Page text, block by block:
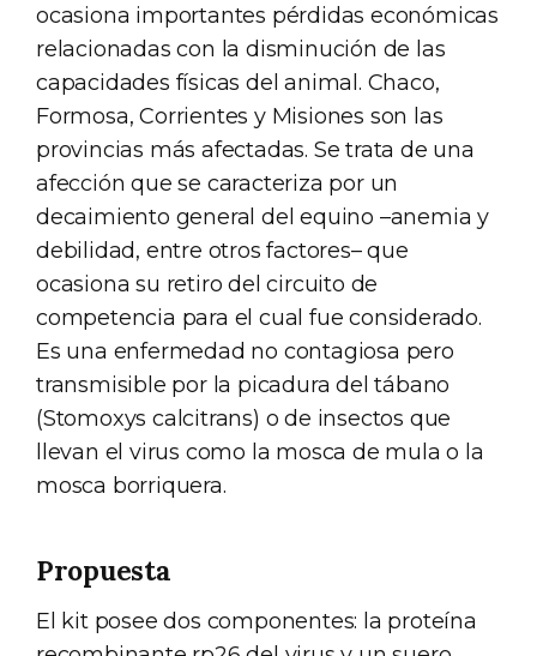
ocasiona importantes pérdidas económicas
relacionadas con la disminución de las
capacidades físicas del animal. Chaco,
Formosa, Corrientes y Misiones son las
provincias más afectadas. Se trata de una
afección que se caracteriza por un
decaimiento general del equino –anemia y
debilidad, entre otros factores– que
ocasiona su retiro del circuito de
competencia para el cual fue considerado.
Es una enfermedad no contagiosa pero
transmisible por la picadura del tábano
(Stomoxys calcitrans) o de insectos que
llevan el virus como la mosca de mula o la
mosca borriquera.
Propuesta
El kit posee dos componentes: la proteína